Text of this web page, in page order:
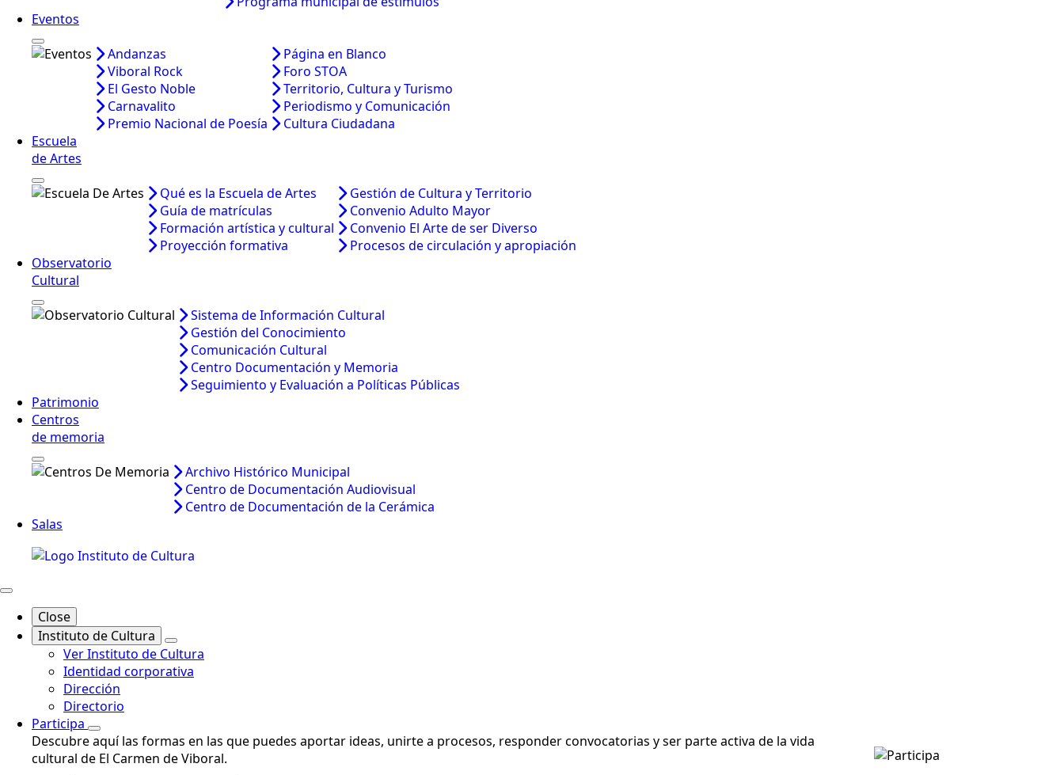
Eventos
Andanzas
Viboral Rock
El Gesto Noble
Carnavalito
Premio Nacional de Poesía
Página en Blanco
Foro STOA
Territorio, Cultura y Turismo
Periodismo y Comunicación
Cultura Ciudadana
Escuela
de Artes
Qué es la Escuela de Artes
Guía de matrículas
Formación artística y cultural
Proyección formativa
Gestión de Cultura y Territorio
Convenio Adulto Mayor
Convenio El Arte de ser Diverso
Procesos de circulación y apropiación
Observatorio
Cultural
Sistema de Información Cultural
Gestión del Conocimiento
Comunicación Cultural
Centro Documentación y Memoria
Seguimiento y Evaluación a Políticas Públicas
Patrimonio
Centros
de memoria
Archivo Histórico Municipal
Centro de Documentación Audiovisual
Centro de Documentación de la Cerámica
Salas
Close
Instituto de Cultura
Ver Instituto de Cultura
Identidad corporativa
Dirección
Directorio
Participa
Descubre aquí las formas en las que puedes aportar ideas, unirte a procesos, responder convocatorias y ser parte activa de la vida
cultural de El Carmen de Viboral.